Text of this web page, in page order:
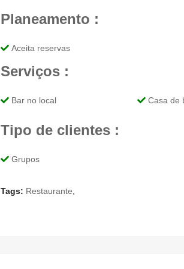
Planeamento :
Aceita reservas
Serviços :
Bar no local Casa de
Tipo de clientes :
Grupos
Tags: Restaurante